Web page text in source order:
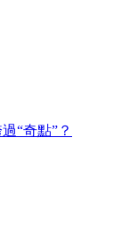
“奇點”？